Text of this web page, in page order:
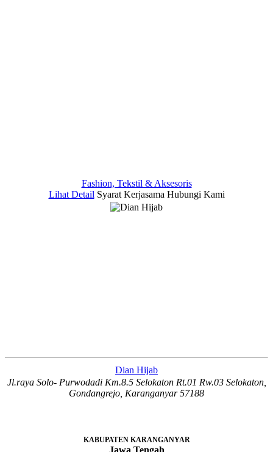
Fashion, Tekstil & Aksesoris
Lihat Detail Syarat Kerjasama Hubungi Kami
Dian Hijab
Jl.raya Solo- Purwodadi Km.8.5 Selokaton Rt.01 Rw.03 Selokaton,
Gondangrejo, Karanganyar 57188
KABUPATEN KARANGANYAR
Jawa Tengah